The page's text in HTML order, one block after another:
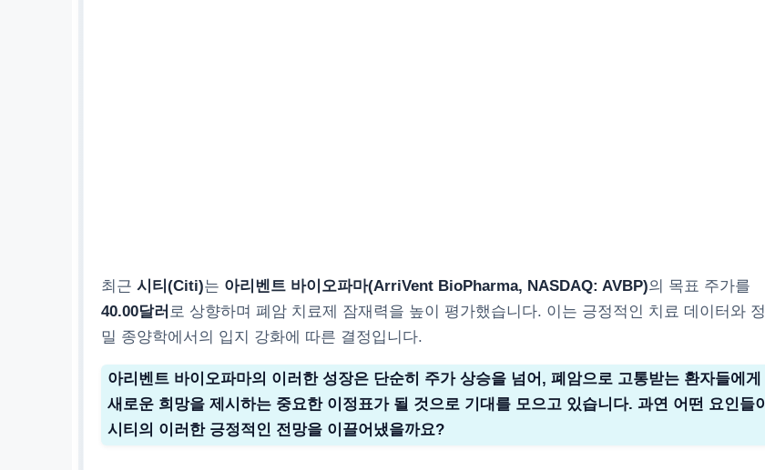
최근시티(Citi)는 아리벤트 바이오파마(ArriVent BioPharma, NASDAQ: AVBP)의 목표 주가를
40.00달러 로 상향하며 폐암 치료제 잠재력을 높이 평가했습니다. 이는 긍정적인 치료 데이터와 정
밀 종양학에서의 입지 강화에 따른 결정입니다.
아리벤트 바이오파마의 이러한 성장은 단순히 주가 상승을 넘어, 폐암으로 고통받는 환자들에게
새로운 희망을 제시하는 중요한 이정표가 될 것으로 기대를 모으고 있습니다. 과연 어떤 요인들이
시티의 이러한 긍정적인 전망을 이끌어냈을까요?